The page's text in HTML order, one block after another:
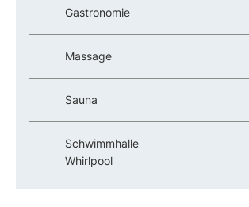
Gastronomie
Massage
Sauna
Schwimmhalle
Whirlpool